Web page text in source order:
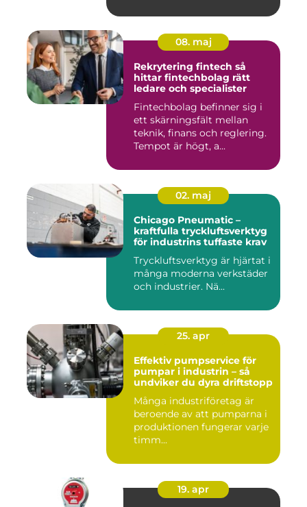
08. maj
Rekrytering fintech så
hittar fintechbolag rätt
ledare och specialister
Fintechbolag befinner sig i
ett skärningsfält mellan
teknik, finans och reglering.
Tempot är högt, a...
02. maj
Chicago Pneumatic –
kraftfulla tryckluftsverktyg
för industrins tuffaste krav
Tryckluftsverktyg är hjärtat i
många moderna verkstäder
och industrier. Nä...
25. apr
Effektiv pumpservice för
pumpar i industrin – så
undviker du dyra driftstopp
Många industriföretag är
beroende av att pumparna i
produktionen fungerar varje
timm...
19. apr